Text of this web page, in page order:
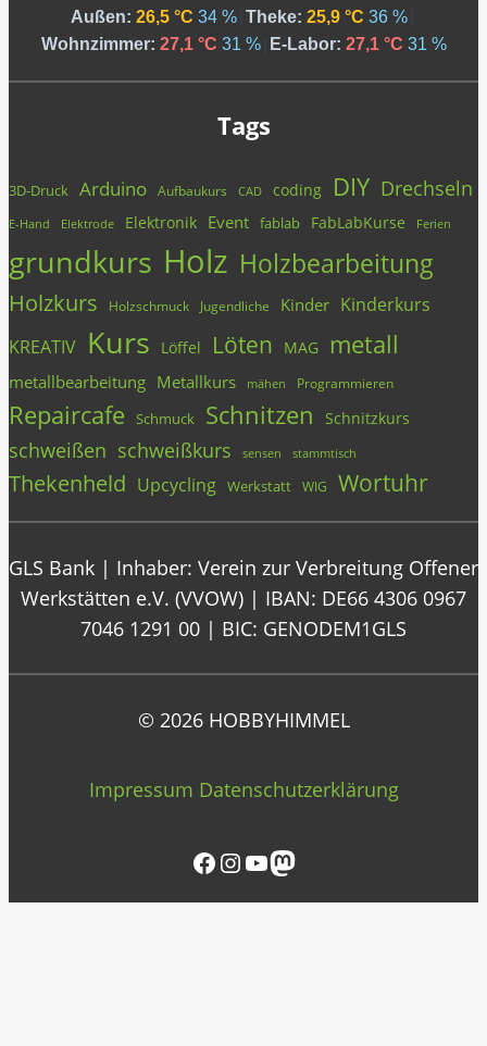
Außen: 26,5 °C 34 % Theke: 25,9 °C 36 %
Wohnzimmer: 27,1 °C 31 % E-Labor: 27,1 °C 31 %
Tags
3D-Druck Arduino Aufbaukurs CAD coding DIY Drechseln
E-Hand Elektrode Elektronik Event fablab FabLabKurse Ferien
grundkurs Holz Holzbearbeitung
Holzkurs Holzschmuck Jugendliche Kinder Kinderkurs
KREATIV Kurs Löffel Löten MAG metall
metallbearbeitung Metallkurs mähen Programmieren
Repaircafe Schmuck Schnitzen Schnitzkurs
schweißen schweißkurs sensen stammtisch
Thekenheld Upcycling Werkstatt WIG Wortuhr
GLS Bank | Inhaber: Verein zur Verbreitung Offener
Werkstätten e.V. (VVOW) | IBAN: DE66 4306 0967
7046 1291 00 | BIC: GENODEM1GLS
© 2026 HOBBYHIMMEL
Impressum Datenschutzerklärung
Facebook InstagramYouTube Mastodon